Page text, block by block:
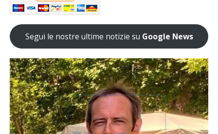
Segui le nostre ultime notizie su Google News